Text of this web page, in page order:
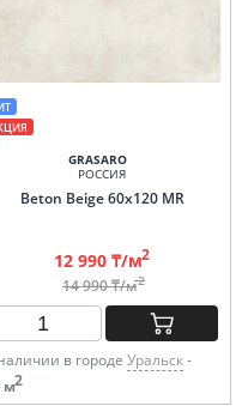
GRASARO
РОССИЯ
Beton Beige 60х120 MR
12 990 ₸/м2
14 990 ₸/м2
в городе Уральск-
м2